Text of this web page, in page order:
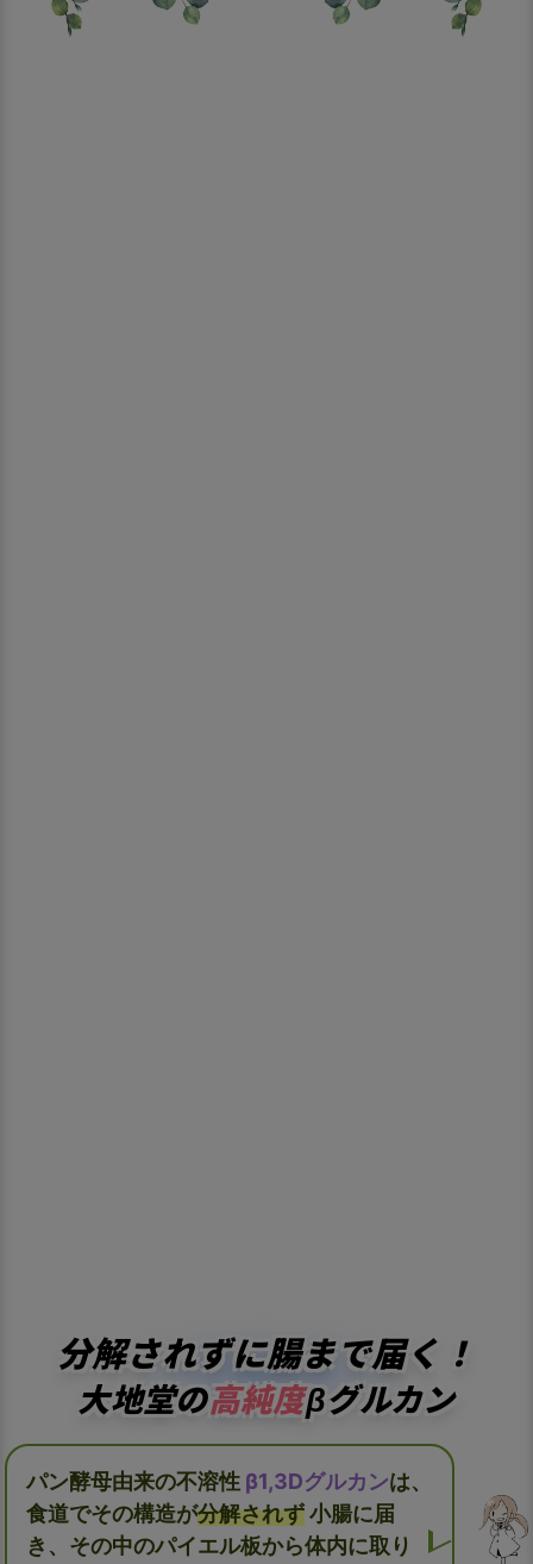
分解されずに腸まで届く！
大地堂の高純度βグルカン
パン酵母由来の不溶性 β1,3Dグルカンは、
食道でその構造が分解されず小腸に届
き、その中のパイエル板から体内に取り